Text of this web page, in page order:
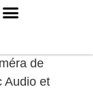
de
Audio et